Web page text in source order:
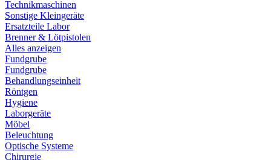
Technikmaschinen
Sonstige Kleingeräte
Ersatzteile Labor
Brenner & Lötpistolen
Alles anzeigen
Fundgrube
Fundgrube
Behandlungseinheit
Röntgen
Hygiene
Laborgeräte
Möbel
Beleuchtung
Optische Systeme
Chirurgie